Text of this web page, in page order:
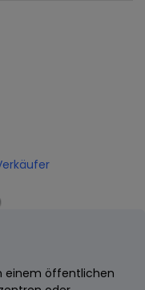
einem öffentlichen